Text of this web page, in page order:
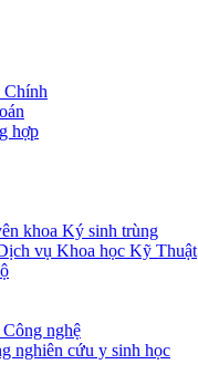
Chính
hợp
khoa Ký sinh trùng
vụ Khoa học Kỹ Thuật
nghệ
nghiên cứu y sinh học